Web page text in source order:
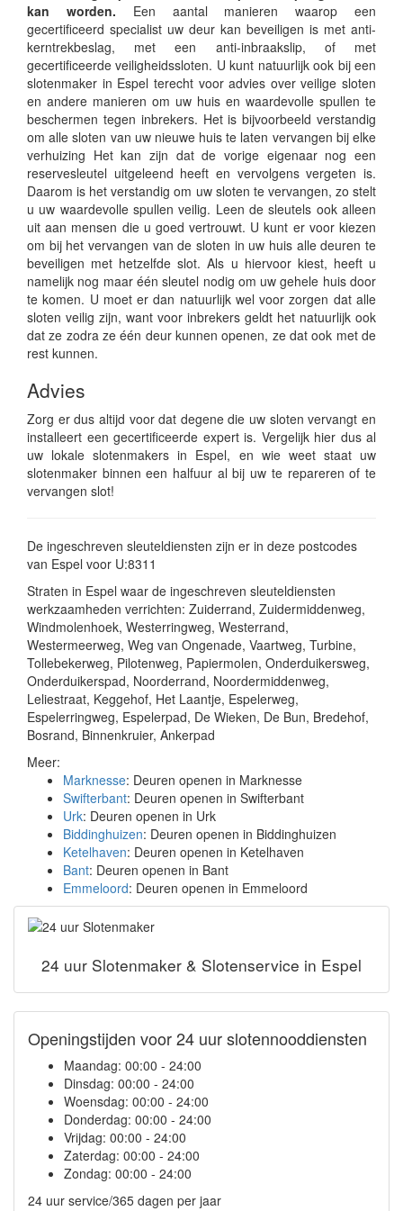
kan worden. Een aantal manieren waarop een
gecertificeerd specialist uw deur kan beveiligen is met anti-
kerntrekbeslag, met een anti-inbraakslip, of met
gecertificeerde veiligheidssloten. U kunt natuurlijk ook bij een
slotenmaker in Espel terecht voor advies over veilige sloten
en andere manieren om uw huis en waardevolle spullen te
beschermen tegen inbrekers. Het is bijvoorbeeld verstandig
om alle sloten van uw nieuwe huis te laten vervangen bij elke
verhuizing Het kan zijn dat de vorige eigenaar nog een
reservesleutel uitgeleend heeft en vervolgens vergeten is.
Daarom is het verstandig om uw sloten te vervangen, zo stelt
u uw waardevolle spullen veilig. Leen de sleutels ook alleen
uit aan mensen die u goed vertrouwt. U kunt er voor kiezen
om bij het vervangen van de sloten in uw huis alle deuren te
beveiligen met hetzelfde slot. Als u hiervoor kiest, heeft u
namelijk nog maar één sleutel nodig om uw gehele huis door
te komen. U moet er dan natuurlijk wel voor zorgen dat alle
sloten veilig zijn, want voor inbrekers geldt het natuurlijk ook
dat ze zodra ze één deur kunnen openen, ze dat ook met de
rest kunnen.
Advies
Zorg er dus altijd voor dat degene die uw sloten vervangt en
installeert een gecertificeerde expert is. Vergelijk hier dus al
uw lokale slotenmakers in Espel, en wie weet staat uw
slotenmaker binnen een halfuur al bij uw te repareren of te
vervangen slot!
De ingeschreven sleuteldiensten zijn er in deze postcodes
van Espel voor U:8311
Straten in Espel waar de ingeschreven sleuteldiensten
werkzaamheden verrichten: Zuiderrand, Zuidermiddenweg,
Windmolenhoek, Westerringweg, Westerrand,
Westermeerweg, Weg van Ongenade, Vaartweg, Turbine,
Tollebekerweg, Pilotenweg, Papiermolen, Onderduikersweg,
Onderduikerspad, Noorderrand, Noordermiddenweg,
Leliestraat, Keggehof, Het Laantje, Espelerweg,
Espelerringweg, Espelerpad, De Wieken, De Bun, Bredehof,
Bosrand, Binnenkruier, Ankerpad
Meer:
Marknesse: Deuren openen in Marknesse
Swifterbant: Deuren openen in Swifterbant
Urk: Deuren openen in Urk
Biddinghuizen: Deuren openen in Biddinghuizen
Ketelhaven: Deuren openen in Ketelhaven
Bant: Deuren openen in Bant
Emmeloord: Deuren openen in Emmeloord
24 uur Slotenmaker & Slotenservice in Espel
Openingstijden voor 24 uur slotennooddiensten
Maandag: 00:00 - 24:00
Dinsdag: 00:00 - 24:00
Woensdag: 00:00 - 24:00
Donderdag: 00:00 - 24:00
Vrijdag: 00:00 - 24:00
Zaterdag: 00:00 - 24:00
Zondag: 00:00 - 24:00
24 uur service/365 dagen per jaar